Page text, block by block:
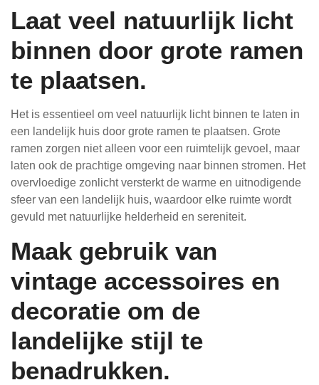
Laat veel natuurlijk licht
binnen door grote ramen
te plaatsen.
Het is essentieel om veel natuurlijk licht binnen te laten in
een landelijk huis door grote ramen te plaatsen. Grote
ramen zorgen niet alleen voor een ruimtelijk gevoel, maar
laten ook de prachtige omgeving naar binnen stromen. Het
overvloedige zonlicht versterkt de warme en uitnodigende
sfeer van een landelijk huis, waardoor elke ruimte wordt
gevuld met natuurlijke helderheid en sereniteit.
Maak gebruik van
vintage accessoires en
decoratie om de
landelijke stijl te
benadrukken.